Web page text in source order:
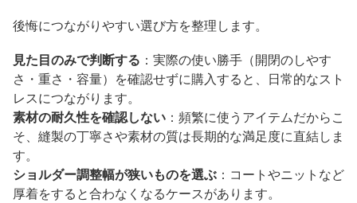
後悔につながりやすい選び方を整理します。
見た目のみで判断する ：実際の使い勝手（開閉のしやす
さ・重さ・容量）を確認せずに購入すると、日常的なスト
レスにつながります。
素材の耐久性を確認しない ：頻繁に使うアイテムだからこ
そ、縫製の丁寧さや素材の質は長期的な満足度に直結しま
す。
ショルダー調整幅が狭いものを選ぶ ：コートやニットなど
厚着をすると合わなくなるケースがあります。